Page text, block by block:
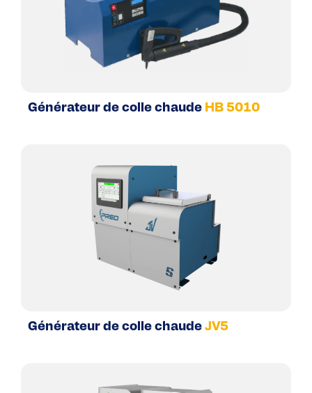
Générateur de colle chaude HB 5010
Générateur de colle chaude JV5